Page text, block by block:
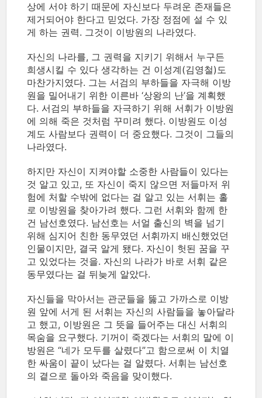
상에 서야 하기 때문에 자신보다 두려운 존재들은
제거되어야 한다고 믿었다. 가장 정점에 설 수 있
게 하는 권력. 그것이 이방원의 나라였다.
자신의 나라를, 그 권력을 지키기 위해서 누구든
희생시킬 수 있다 생각하는 건 이성계(김영철)도
마찬가지였다. 그는 서검의 부하들을 자극해 이방
원을 밀어내기 위한 이른바 ‘상왕의 난’을 계획했
다. 서검의 부하들을 자극하기 위해 서휘가 이방원
에 의해 죽은 것처럼 꾸미려 했다. 이방원도 이성
계도 사람보다 권력이 더 중요했다. 그것이 그들의
나라였다.
하지만 자신이 지켜야할 소중한 사람들이 있다는
것 알고 있고, 또 자신이 죽지 않으면 저들마저 위
험에 처할 수밖에 없다는 걸 알고 있는 서휘는 홀
로 이방원을 찾아가려 했다. 그런 서휘와 함께 한
건 남선호였다. 남선호는 서얼 출신의 벽을 넘기
위해 심지어 친한 동무였던 서휘까지 배신했었던
인물이지만, 결국 알게 됐다. 자신이 헛된 꿈을 꾸
고 있었다는 것을. 자신의 나라가 바로 서휘 같은
동무였다는 걸 뒤늦게 알았다.
자신들을 막아서는 관군들을 뚫고 가까스로 이방
원 앞에 서게 된 서휘는 자신의 사람들을 놓아달라
고 했고, 이방원은 그 뜻을 들어주는 대신 서휘의
목숨을 요구했다. 기꺼이 죽겠다는 서휘의 말에 이
방원은 “네가 모두를 살렸다”고 함으로써 이 치열
한 싸움이 끝이 났다는 걸 알렸다. 서휘는 남선호
의 곁으로 돌아와 죽음을 맞이했다.